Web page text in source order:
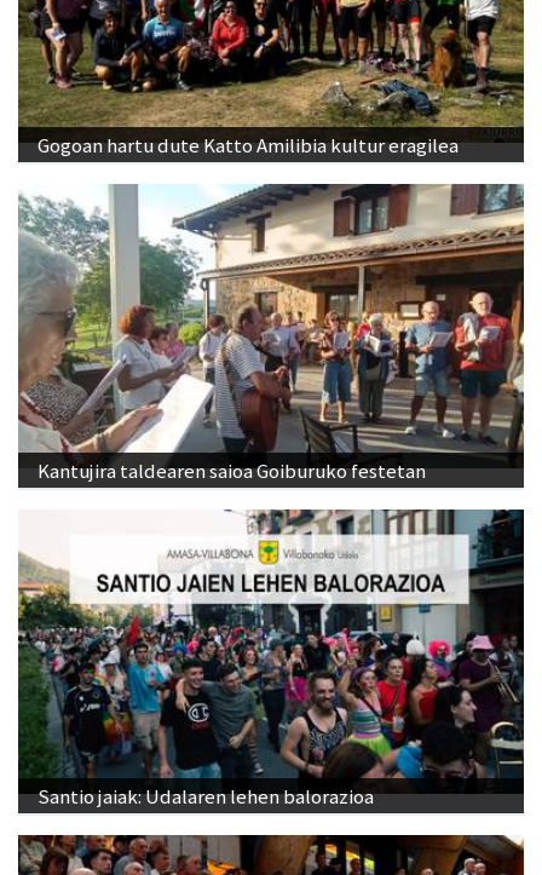
Gogoan hartu dute Katto Amilibia kultur eragilea
Kantujira taldearen saioa Goiburuko festetan
Santio jaiak: Udalaren lehen balorazioa